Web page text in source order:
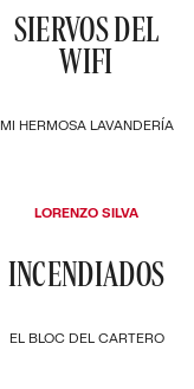
MI HERMOSA LAVANDERÍA
SIERVOS DEL
WIFI
EL BLOC DEL CARTERO
INCENDIADOS
LORENZO SILVA